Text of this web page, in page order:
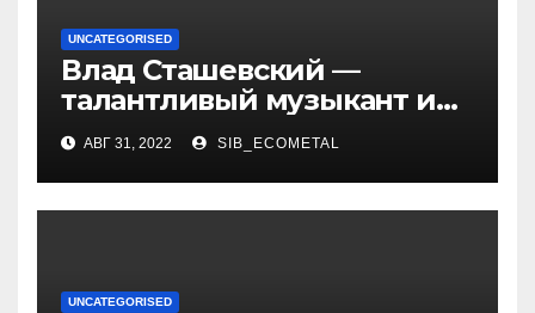
UNCATEGORISED
Влад Сташевский —
талантливый музыкант и
певец, чья биография и
личная жизнь
вдохновляют!
АВГ 31, 2022 SIB_ECOMETAL
UNCATEGORISED